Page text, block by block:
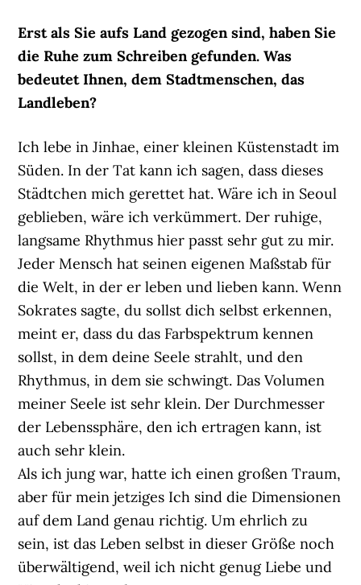
Erst als Sie aufs Land gezogen sind, haben Sie
die Ruhe zum Schreiben gefunden. Was
bedeutet Ihnen, dem Stadtmenschen, das
Landleben?
Ich lebe in Jinhae, einer kleinen Küstenstadt im
Süden. In der Tat kann ich sagen, dass dieses
Städtchen mich gerettet hat. Wäre ich in Seoul
geblieben, wäre ich verkümmert. Der ruhige,
langsame Rhythmus hier passt sehr gut zu mir.
Jeder Mensch hat seinen eigenen Maßstab für
die Welt, in der er leben und lieben kann. Wenn
Sokrates sagte, du sollst dich selbst erkennen,
meint er, dass du das Farbspektrum kennen
sollst, in dem deine Seele strahlt, und den
Rhythmus, in dem sie schwingt. Das Volumen
meiner Seele ist sehr klein. Der Durchmesser
der Lebenssphäre, den ich ertragen kann, ist
auch sehr klein.
Als ich jung war, hatte ich einen großen Traum,
aber für mein jetziges Ich sind die Dimensionen
auf dem Land genau richtig. Um ehrlich zu
sein, ist das Leben selbst in dieser Größe noch
überwältigend, weil ich nicht genug Liebe und